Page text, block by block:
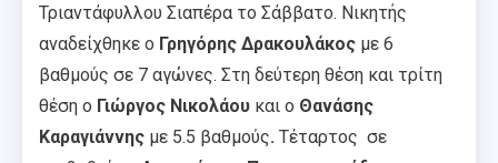
Τριαντάφυλλου Σιαπέρα το Σάββατο. Νικητής
αναδείχθηκε ο Γρηγόρης Δρακουλάκος με 6
βαθμούς σε 7 αγώνες. Στη δεύτερη θέση και τρίτη
θέση ο Γιώργος Νικολάου και ο Θανάσης
Καραγιάννης με 5.5 βαθμούς. Τέταρτος σε